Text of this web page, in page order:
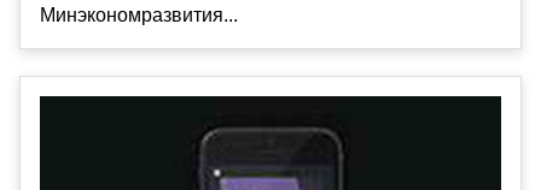
Минэкономразвития...